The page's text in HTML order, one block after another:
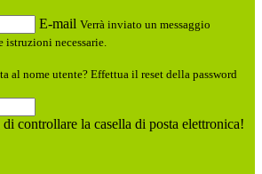
E-mail Verrà inviato un messaggio
necessarie.
al nome utente? Effettua il reset della password
controllare la casella di posta elettronica!